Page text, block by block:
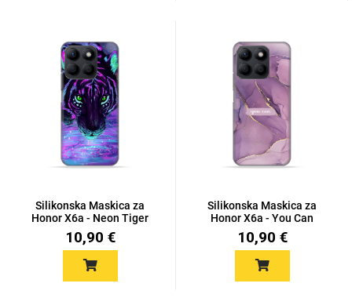
Silikonska Maskica za
Honor X6a - Neon Tiger
10,90 €
Silikonska Maskica za
Honor X6a - You Can
10,90 €
Sportski motivi Obiteljski motivi